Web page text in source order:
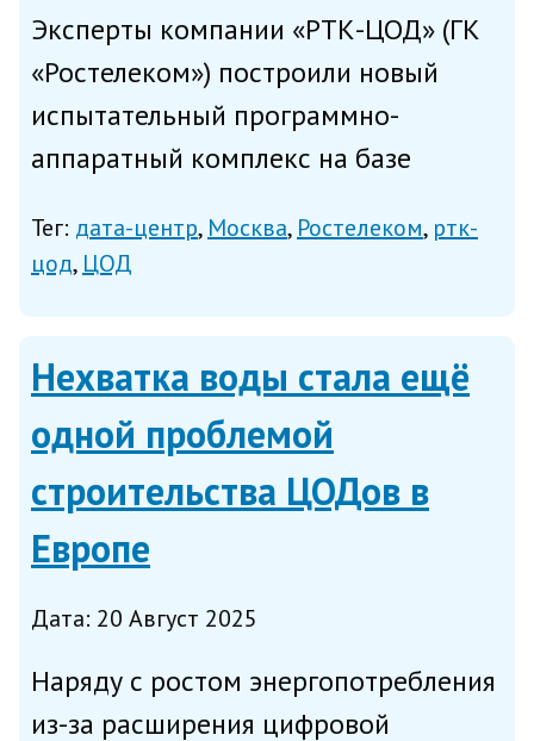
Эксперты компании «РТК-ЦОД» (ГК
«Ростелеком») построили новый
испытательный программно-
аппаратный комплекс на базе
в дата-центре «Медведково»,
сообщает «Ростелеком» в
площадки началось в конц...
Тег: дата-центр Москва Ростелеком ртк-
цод ЦОД
Нехватка воды стала ещё
одной проблемой
строительства ЦОДов в
Европе
Дата: 20 Август 2025
Наряду с ростом энергопотребления
из-за расширения цифровой